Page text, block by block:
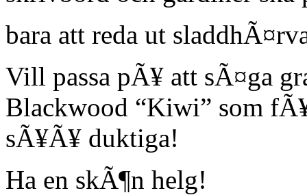
bara att reda ut
Vill passa pÃ¥ att sÃ¤ga
Blackwood “Kiwi” som
sÃ¥Ã¥ duktiga!
Ha en skÃ¶n helg!